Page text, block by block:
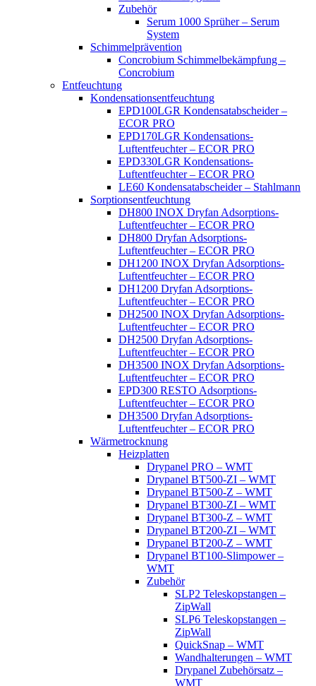
Zubehör
Serum 1000 Sprüher – Serum
System
Schimmelprävention
Concrobium Schimmelbekämpfung –
Concrobium
Entfeuchtung
Kondensationsentfeuchtung
EPD100LGR Kondensatabscheider –
ECOR PRO
EPD170LGR Kondensations-
Luftentfeuchter – ECOR PRO
EPD330LGR Kondensations-
Luftentfeuchter – ECOR PRO
LE60 Kondensatabscheider – Stahlmann
Sorptionsentfeuchtung
DH800 INOX Dryfan Adsorptions-
Luftentfeuchter – ECOR PRO
DH800 Dryfan Adsorptions-
Luftentfeuchter – ECOR PRO
DH1200 INOX Dryfan Adsorptions-
Luftentfeuchter – ECOR PRO
DH1200 Dryfan Adsorptions-
Luftentfeuchter – ECOR PRO
DH2500 INOX Dryfan Adsorptions-
Luftentfeuchter – ECOR PRO
DH2500 Dryfan Adsorptions-
Luftentfeuchter – ECOR PRO
DH3500 INOX Dryfan Adsorptions-
Luftentfeuchter – ECOR PRO
EPD300 RESTO Adsorptions-
Luftentfeuchter – ECOR PRO
DH3500 Dryfan Adsorptions-
Luftentfeuchter – ECOR PRO
Wärmetrocknung
Heizplatten
Drypanel PRO – WMT
Drypanel BT500-ZI – WMT
Drypanel BT500-Z – WMT
Drypanel BT300-ZI – WMT
Drypanel BT300-Z – WMT
Drypanel BT200-ZI – WMT
Drypanel BT200-Z – WMT
Drypanel BT100-Slimpower –
WMT
Zubehör
SLP2 Teleskopstangen –
ZipWall
SLP6 Teleskopstangen –
ZipWall
QuickSnap – WMT
Wandhalterungen – WMT
Drypanel Zubehörsatz –
WMT